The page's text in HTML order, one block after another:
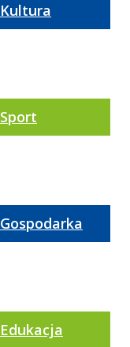
Kultura
Sport
Gospodarka
Edukacja